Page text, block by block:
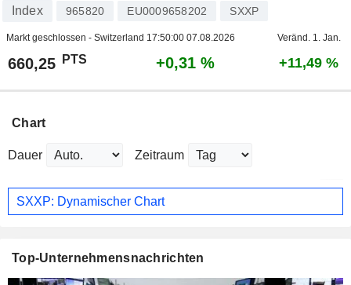
Index 965820 EU0009658202 SXXP
Markt geschlossen - Switzerland 17:50:00 07.08.2026 Veränd. 1. Jan.
660,25 PTS +0,31 % +11,49 %
Chart
Dauer Zeitraum
SXXP: Dynamischer Chart
Top-Unternehmensnachrichten